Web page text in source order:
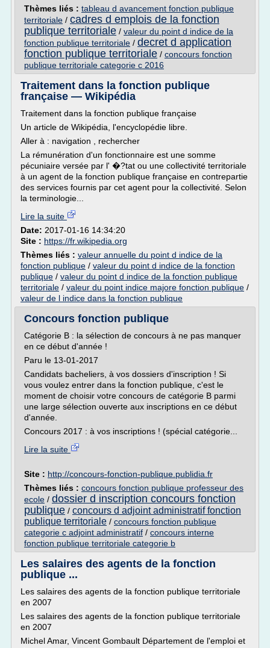
Thèmes liés : tableau d avancement fonction publique
territoriale / cadres d emplois de la fonction
publique territoriale / valeur du point d indice de la
fonction publique territoriale / decret d application
fonction publique territoriale / concours fonction
publique territoriale categorie c 2016
Traitement dans la fonction publique
française — Wikipédia
Traitement dans la fonction publique française
Un article de Wikipédia, l'encyclopédie libre.
Aller à : navigation , rechercher
La rémunération d'un fonctionnaire est une somme
pécuniaire versée par l' �?tat ou une collectivité territoriale
à un agent de la fonction publique française en contrepartie
des services fournis par cet agent pour la collectivité. Selon
la terminologie...
Lire la suite
Date: 2017-01-16 14:34:20
Site : https://fr.wikipedia.org
Thèmes liés : valeur annuelle du point d indice de la
fonction publique / valeur du point d indice de la fonction
publique / valeur du point d indice de la fonction publique
territoriale / valeur du point indice majore fonction publique /
valeur de l indice dans la fonction publique
Concours fonction publique
Catégorie B : la sélection de concours à ne pas manquer
en ce début d'année !
Paru le 13-01-2017
Candidats bacheliers, à vos dossiers d'inscription ! Si
vous voulez entrer dans la fonction publique, c'est le
moment de choisir votre concours de catégorie B parmi
une large sélection ouverte aux inscriptions en ce début
d'année.
Concours 2017 : à vos inscriptions ! (spécial catégorie...
Lire la suite
Site : http://concours-fonction-publique.publidia.fr
Thèmes liés : concours fonction publique professeur des
ecole / dossier d inscription concours fonction
publique / concours d adjoint administratif fonction
publique territoriale / concours fonction publique
categorie c adjoint administratif / concours interne
fonction publique territoriale categorie b
Les salaires des agents de la fonction
publique ...
Les salaires des agents de la fonction publique territoriale
en 2007
Les salaires des agents de la fonction publique territoriale
en 2007
Michel Amar, Vincent Gombault Département de l'emploi et